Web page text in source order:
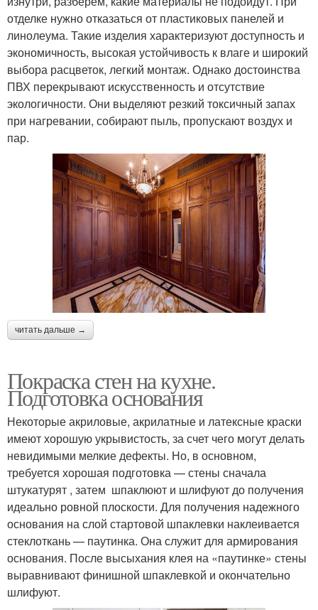
отделке нужно отказаться от пластиковых панелей и
линолеума. Такие изделия характеризуют доступность и
экономичность, высокая устойчивость к влаге и широкий
выбора расцветок, легкий монтаж. Однако достоинства
ПВХ перекрывают искусственность и отсутствие
экологичности. Они выделяют резкий токсичный запах
при нагревании, собирают пыль, пропускают воздух и
пар.
читать дальше →
Покраска стен на кухне.
Подготовка основания
Некоторые акриловые, акрилатные и латексные краски
имеют хорошую укрывистость, за счет чего могут делать
невидимыми мелкие дефекты. Но, в основном,
требуется хорошая подготовка — стены сначала
штукатурят , затем шпаклюют и шлифуют до получения
идеально ровной плоскости. Для получения надежного
основания на слой стартовой шпаклевки наклеивается
стеклоткань — паутинка. Она служит для армирования
основания. После высыхания клея на «паутинке» стены
выравнивают финишной шпаклевкой и окончательно
шлифуют.